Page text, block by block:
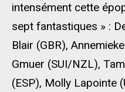
intensément cette
sept fantastiques » :
Blair (GBR),
Gmuer (SUI/NZL),
(ESP), Molly Lapointe